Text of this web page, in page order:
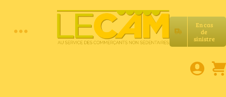
En cas
de
sinistre
Toggle